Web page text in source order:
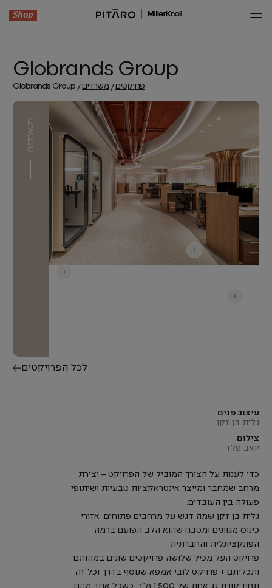
Shop
Globrands Group
פרויקטים משרדים Globrands Group
משרדים
+
+
+
עיצוב פנים
גלית בן זקן
צילום
יואב פלד
כדי לענות על הצורך המוביל של הפרויקט – יצירת
מרחב שמחבר ומייצר אינטראקציות טבעיות ושיתופי
פעולה בין העובדים,
גלית בן זקן שמה דגש על מרחבים פתוחים, אזורי
כינוס מגוונים ומטבח שהוא הלב הפועם ברמה
הפונקציונלית והחברתית.
פרויקט העל מכיל שלושה פרויקטים שונים במהותם
ותכליתם + פרויקט לובי אמפא שנוסף בדרך וכל זה
לכל הפרויקטים